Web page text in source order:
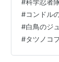
者隊の 五
づかない。
ここが お
が、火を
どい かぜ
#科学忍者
#コンドル
#白鳥のジ
#タツノコ